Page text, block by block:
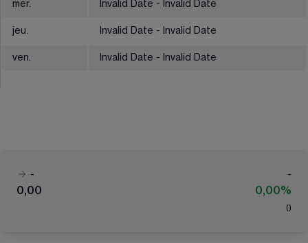
mer. Invalid Date - Invalid Date
jeu. Invalid Date - Invalid Date
ven. Invalid Date - Invalid Date
-
-
0,00
0,00%
( )